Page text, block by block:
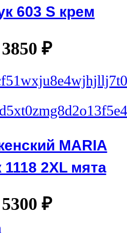
603 S крем
3850 ₽
MARIA
2XL мята
5300 ₽